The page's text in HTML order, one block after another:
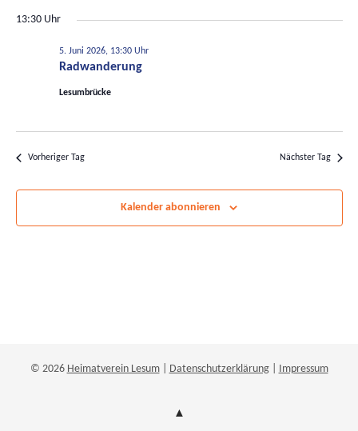
wählen.
13:30 Uhr
Radwanderung
5. Juni 2026, 13:30 Uhr
Lesumbrücke
Vorheriger Tag Nächster Tag
Kalender abonnieren
© 2026 Heimatverein Lesum| Datenschutzerklärung| Impressum